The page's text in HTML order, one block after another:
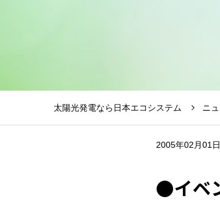
太陽光発電なら日本エコシステム ニ
2005年02月01日
●イベ